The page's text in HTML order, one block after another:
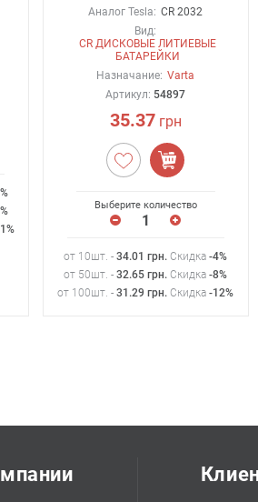
Аналог Tesla: CR 2032
Вид:
CR ДИСКОВЫЕ ЛИТИЕВЫЕ
БАТАРЕЙКИ
Назначание: Varta
Артикул: 54897
35.37грн
Выберите количество
от 10шт. -34.01 грн. Скидка-4%
от 50шт. -32.65 грн. Скидка-8%
от 100шт. -31.29 грн. Скидка-12%